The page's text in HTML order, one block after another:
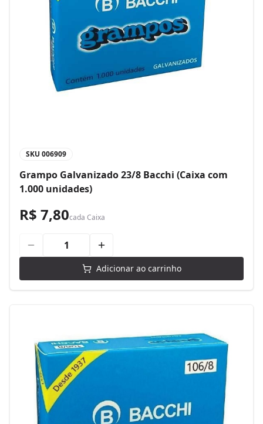
SKU 006909
Grampo Galvanizado 23/8 Bacchi (Caixa com
1.000 unidades)
R$ 7,80cada Caixa
Adicionar ao carrinho